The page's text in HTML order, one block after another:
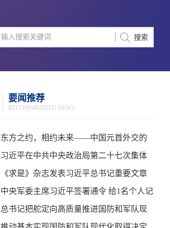
要闻推荐
RECOMMENDED NEWS
东方之约，相约未来——中国元首外交的
世界情怀与大国气派
习近平在中共中央政治局第二十七次集体
学习时强调 强化政治引领 深化创新发展 高
质量推进国防和军队现代化
《求是》杂志发表习近平总书记重要文章
中央军委主席习近平签署通令 给1名个人记
功
总书记把舵定向高质量推进国防和军队现